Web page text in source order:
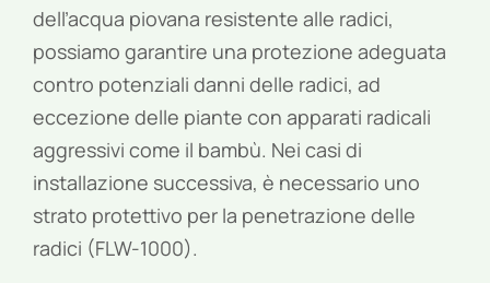
dell’acqua piovana resistente alle radici,
possiamo garantire una protezione adeguata
contro potenziali danni delle radici, ad
eccezione delle piante con apparati radicali
aggressivi come il bambù. Nei casi di
installazione successiva, è necessario uno
strato protettivo per la penetrazione delle
radici (FLW-1000).